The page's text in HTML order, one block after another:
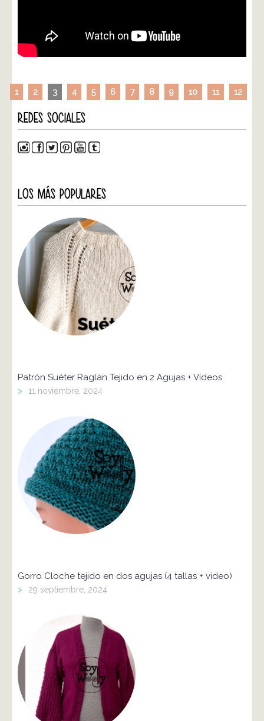
1 2 3 4 5 6 7 8 9 10 11 12
REDES SOCIALES
LOS MÁS POPULARES
Patrón Suéter Raglán Tejido en 2 Agujas + Vídeos
> 11 noviembre, 2024
Gorro Cloche tejido en dos agujas (4 tallas + video)
> 29 septiembre, 2024